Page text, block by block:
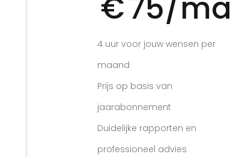
€75/ma
4 uur voor jouw wensen per
maand
Prijs op basis van
jaarabonnement
Duidelijke rapporten en
professioneel advies